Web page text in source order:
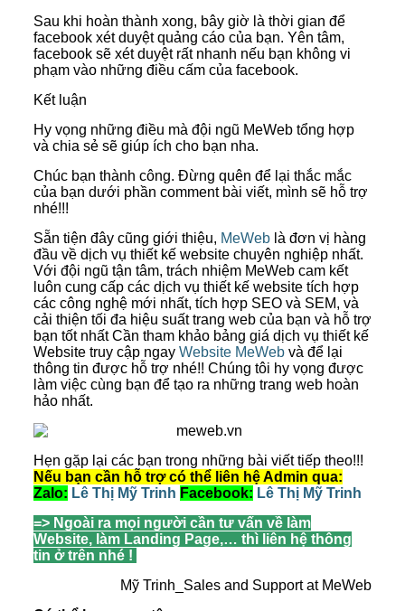
Sau khi hoàn thành xong, bây giờ là thời gian để
facebook xét duyệt quảng cáo của bạn. Yên tâm,
facebook sẽ xét duyệt rất nhanh nếu bạn không vi
phạm vào những điều cấm của facebook.
Kết luận
Hy vọng những điều mà đội ngũ MeWeb tổng hợp
và chia sẻ sẽ giúp ích cho bạn nha.
Chúc bạn thành công. Đừng quên để lại thắc mắc
của bạn dưới phần comment bài viết, mình sẽ hỗ trợ
nhé!!!
Sẵn tiện đây cũng giới thiệu, MeWeblà đơn vị hàng
đầu về dịch vụ thiết kế website chuyên nghiệp nhất.
Với đội ngũ tận tâm, trách nhiệm MeWeb cam kết
luôn cung cấp các dịch vụ thiết kế website tích hợp
các công nghệ mới nhất, tích hợp SEO và SEM, và
cải thiện tối đa hiệu suất trang web của bạn và hỗ trợ
bạn tốt nhất Cần tham khảo bảng giá dịch vụ thiết kế
Website truy cập ngay Website MeWebvà để lại
thông tin được hỗ trợ nhé!! Chúng tôi hy vọng được
làm việc cùng bạn để tạo ra những trang web hoàn
hảo nhất.
Hẹn gặp lại các bạn trong những bài viết tiếp theo!!!
Nếu bạn cần hỗ trợ có thể liên hệ Admin qua:
Zalo: Lê Thị Mỹ Trinh Facebook: Lê Thị Mỹ Trinh
=> Ngoài ra mọi người cần tư vấn về làm
Website, làm Landing Page,… thì liên hệ thông
tin ở trên nhé !
Mỹ Trinh_Sales and Support at MeWeb